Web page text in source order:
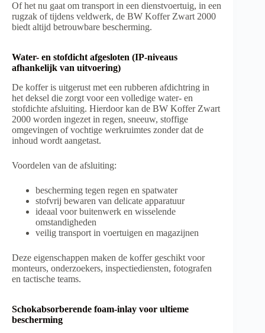
Of het nu gaat om transport in een dienstvoertuig, in een
rugzak of tijdens veldwerk, de BW Koffer Zwart 2000
biedt altijd betrouwbare bescherming.
Water- en stofdicht afgesloten (IP-niveaus
afhankelijk van uitvoering)
De koffer is uitgerust met een rubberen afdichtring in
het deksel die zorgt voor een volledige water- en
stofdichte afsluiting. Hierdoor kan de BW Koffer Zwart
2000 worden ingezet in regen, sneeuw, stoffige
omgevingen of vochtige werkruimtes zonder dat de
inhoud wordt aangetast.
Voordelen van de afsluiting:
bescherming tegen regen en spatwater
stofvrij bewaren van delicate apparatuur
ideaal voor buitenwerk en wisselende
omstandigheden
veilig transport in voertuigen en magazijnen
Deze eigenschappen maken de koffer geschikt voor
monteurs, onderzoekers, inspectiediensten, fotografen
en tactische teams.
Schokabsorberende foam-inlay voor ultieme
bescherming